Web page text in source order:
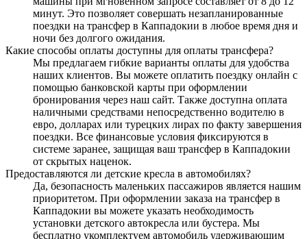
минут. Это позволяет совершать незапланированные
поездки на трансфер в Каппадокии в любое время дня и
ночи без долгого ожидания.
Какие способы оплаты доступны для оплаты трансфера?
Мы предлагаем гибкие варианты оплаты для удобства
наших клиентов. Вы можете оплатить поездку онлайн с
помощью банковской карты при оформлении
бронирования через наш сайт. Также доступна оплата
наличными средствами непосредственно водителю в
евро, долларах или турецких лирах по факту завершения
поездки. Все финансовые условия фиксируются в
системе заранее, защищая ваш трансфер в Каппадокии
от скрытых наценок.
Предоставляются ли детские кресла в автомобилях?
Да, безопасность маленьких пассажиров является нашим
приоритетом. При оформлении заказа на трансфер в
Каппадокии вы можете указать необходимость
установки детского автокресла или бустера. Мы
бесплатно укомплектуем автомобиль удерживающим